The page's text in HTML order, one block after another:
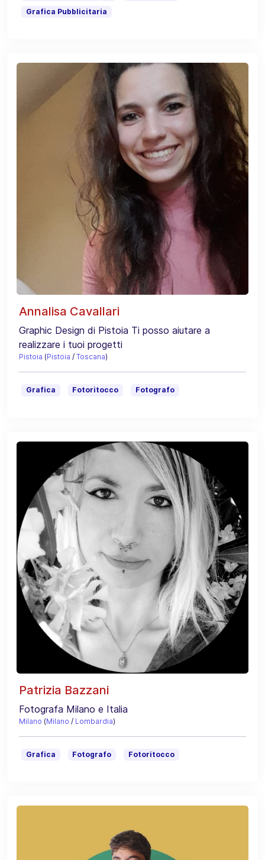
Grafica Pubblicitaria
Annalisa Cavallari
Graphic Design di Pistoia Ti posso aiutare a
realizzare i tuoi progetti
Pistoia (Pistoia / Toscana)
Grafica Fotoritocco Fotografo
Patrizia Bazzani
Fotografa Milano e Italia
Milano (Milano / Lombardia)
Grafica Fotografo Fotoritocco